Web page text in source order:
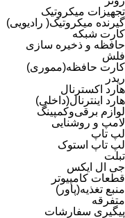
تجهیزات میکروتیک
گیرنده میکروتیک( رادیویی)
کارت شبکه
حافظه و ذخیره سازی
فلش
کارت حافظه(مموری)
ریدر
هارد اکسترنال
هارد اینترنال(داخلی)
لوازم برقی‌وکمپینگ
لامپ و روشنایی
لپ تاپ
لپ تاپ استوک
تبلت
جی ال ایکس
قطعات کامپیوتر
منبع تغذیه(پاور)
متفرقه
پیگیری سفارشات